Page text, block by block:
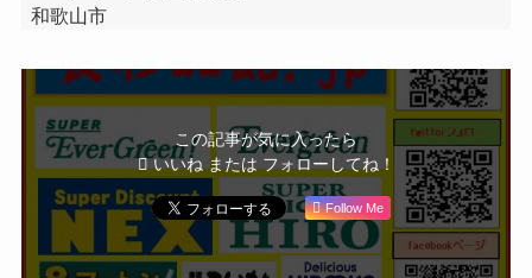
和歌山市
この記事が気に入ったら
いいね または フォローしてね！
Follow Me